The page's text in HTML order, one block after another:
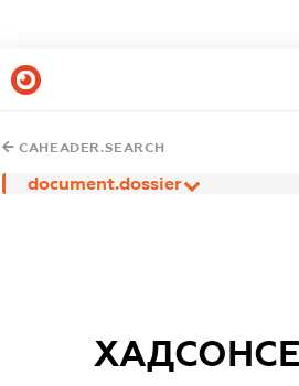
CAHEADER.SEARCH
document.dossier